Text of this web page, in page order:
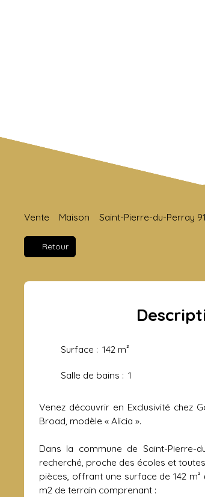
Vente Maison Saint-Pierre-du-Perray
Retour
Surface : 142 m²
Salle de bains : 1
Venez découvrir en Exclusivité chez
Broad, modèle « Alicia ».
Dans la commune de Saint-Pierre-
recherché, proche des écoles et
pièces, offrant une surface de 142
m2 de terrain comprenant :